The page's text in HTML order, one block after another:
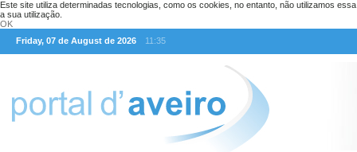
Este site utiliza determinadas tecnologias, como os cookies, no entanto, não utilizamos
a sua utilização.
OK
Friday, 07 de August de 2026
11:35